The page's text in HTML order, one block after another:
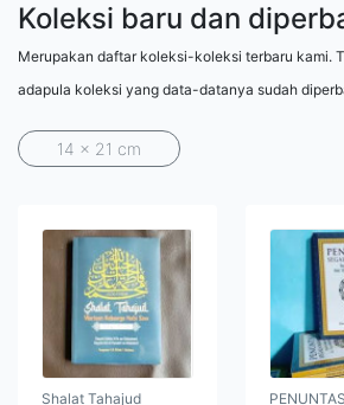
Koleksi baru dan
Merupakan daftar koleksi-koleksi terbaru kami.
adapula koleksi yang data-datanya sudah
14 x 21 cm
Shalat Tahajud